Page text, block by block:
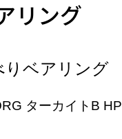
リング
りベアリング
ターカイトB HP